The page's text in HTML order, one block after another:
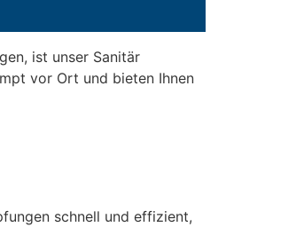
ist unser Sanitär
vor Ort und bieten Ihnen
schnell und effizient,